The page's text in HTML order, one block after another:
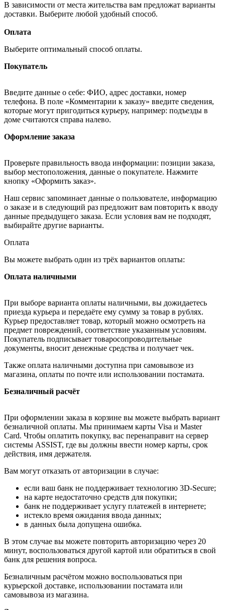
В зависимости от места жительства вам предложат варианты
доставки. Выберите любой удобный способ.
Оплата
Выберите оптимальный способ оплаты.
Покупатель
Введите данные о себе: ФИО, адрес доставки, номер
телефона. В поле «Комментарии к заказу» введите сведения,
которые могут пригодиться курьеру, например: подъезды в
доме считаются справа налево.
Оформление заказа
Проверьте правильность ввода информации: позиции заказа,
выбор местоположения, данные о покупателе. Нажмите
кнопку «Оформить заказ».
Наш сервис запоминает данные о пользователе, информацию
о заказе и в следующий раз предложит вам повторить к вводу
данные предыдущего заказа. Если условия вам не подходят,
выбирайте другие варианты.
Оплата
Вы можете выбрать один из трёх вариантов оплаты:
Оплата наличными
При выборе варианта оплаты наличными, вы дожидаетесь
приезда курьера и передаёте ему сумму за товар в рублях.
Курьер предоставляет товар, который можно осмотреть на
предмет повреждений, соответствие указанным условиям.
Покупатель подписывает товаросопроводительные
документы, вносит денежные средства и получает чек.
Также оплата наличными доступна при самовывозе из
магазина, оплаты по почте или использовании постамата.
Безналичный расчёт
При оформлении заказа в корзине вы можете выбрать вариант
безналичной оплаты. Мы принимаем карты Visa и Master
Card. Чтобы оплатить покупку, вас перенаправит на сервер
системы ASSIST, где вы должны ввести номер карты, срок
действия, имя держателя.
Вам могут отказать от авторизации в случае:
если ваш банк не поддерживает технологию 3D-Secure;
на карте недостаточно средств для покупки;
банк не поддерживает услугу платежей в интернете;
истекло время ожидания ввода данных;
в данных была допущена ошибка.
В этом случае вы можете повторить авторизацию через 20
минут, воспользоваться другой картой или обратиться в свой
банк для решения вопроса.
Безналичным расчётом можно воспользоваться при
курьерской доставке, использовании постамата или
самовывоза из магазина.